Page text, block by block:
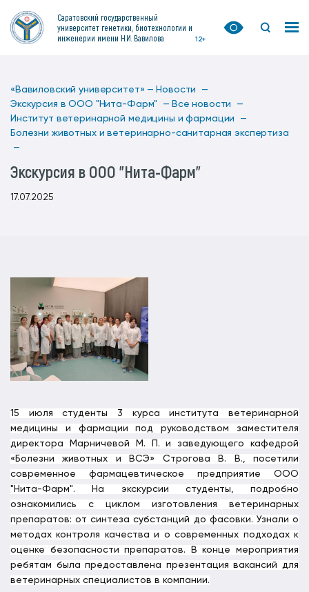
Саратовский государственный
университет генетики, биотехнологии и
инженерии имени Н.И. Вавилова
12+
«Вавиловский университет» — Новости —
Экскурсия в ООО "Нита-Фарм" — Все новости —
Институт ветеринарной медицины и фармации —
Болезни животных и ветеринарно-санитарная экспертиза
—
Экскурсия в ООО "Нита-Фарм"
17.07.2025
15 июля студенты 3 курса института ветеринарной
медицины и фармации под руководством заместителя
директора Марничевой М. П. и заведующего кафедрой
«Болезни животных и ВСЭ» Строгова В. В., посетили
современное фармацевтическое предприятие ООО
"Нита-Фарм". На экскурсии студенты, подробно
ознакомились с циклом изготовления ветеринарных
препаратов: от синтеза субстанций до фасовки. Узнали о
методах контроля качества и о современных подходах к
оценке безопасности препаратов. В конце мероприятия
ребятам была предоставлена презентация вакансий для
ветеринарных специалистов в компании.